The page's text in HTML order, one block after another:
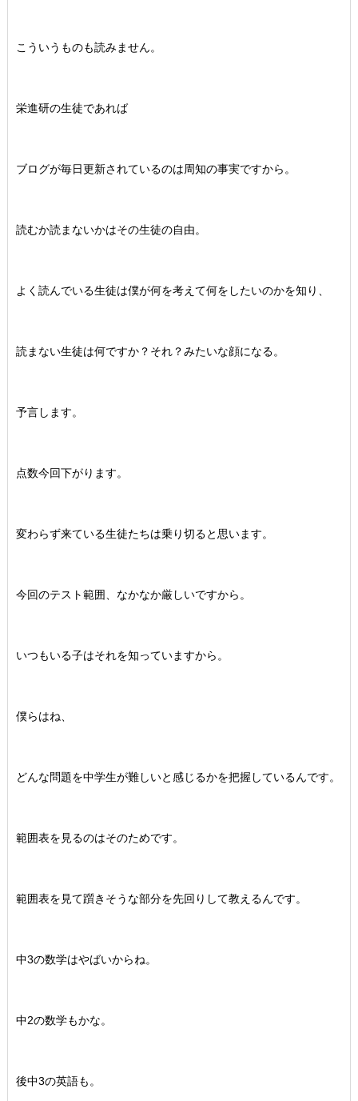
こういうものも読みません。
栄進研の生徒であれば
ブログが毎日更新されているのは周知の事実ですから。
読むか読まないかはその生徒の自由。
よく読んでいる生徒は僕が何を考えて何をしたいのかを知り、
読まない生徒は何ですか？それ？みたいな顔になる。
予言します。
点数今回下がります。
変わらず来ている生徒たちは乗り切ると思います。
今回のテスト範囲、なかなか厳しいですから。
いつもいる子はそれを知っていますから。
僕らはね、
どんな問題を中学生が難しいと感じるかを把握しているんです。
範囲表を見るのはそのためです。
範囲表を見て躓きそうな部分を先回りして教えるんです。
中3の数学はやばいからね。
中2の数学もかな。
後中3の英語も。